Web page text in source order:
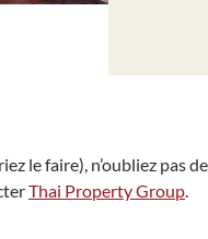
le faire), n’oubliez pas
Thai Property Group